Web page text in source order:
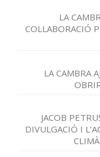
LA
COL·LABORACIÓ
LA CAMBRA
JACOB
DIVULGACIÓ I